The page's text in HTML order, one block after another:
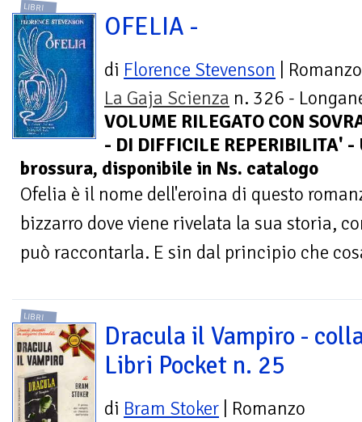
LIBRI
OFELIA -
di Florence Stevenson | Romanzo
La Gaja Scienza n. 326 -
VOLUME RILEGATO CON
- DI DIFFICILE REPERIBILITA'
brossura, disponibile in Ns. catalogo
Ofelia è il nome dell'eroina di questo
bizzarro dove viene rivelata la sua storia,
può raccontarla. E sin dal principio che
LIBRI
Dracula il Vampiro -
Libri Pocket n. 25
di Bram Stoker | Romanzo